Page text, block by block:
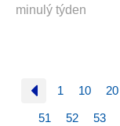
minulý týden
1 10 20
51 52 53